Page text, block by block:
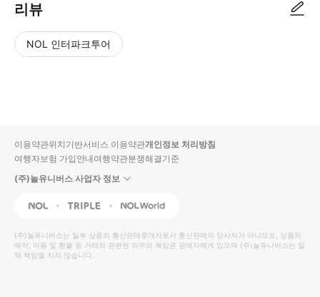
리뷰
NOL 인터파크투어
입니
다.
높
은
순
동
영
상
순
상
이용약관위치기반서비스 이용약관개인정보 처리방침
여행자보험 가입안내여행약관분쟁해결기준
(주)놀유니버스 사업자 정보
NOL Triple Interpark Global
(주)놀유니버스는 일부 상품의 통신판매중개자로서 통신판매의 당사자가 아니므로, 상품의
예약, 이용 및 환불 등 거래와 관련된 의무와 책임은 판매자에게 있으며 (주)놀유니버스는 일
체 책임을 지지 않습니다.